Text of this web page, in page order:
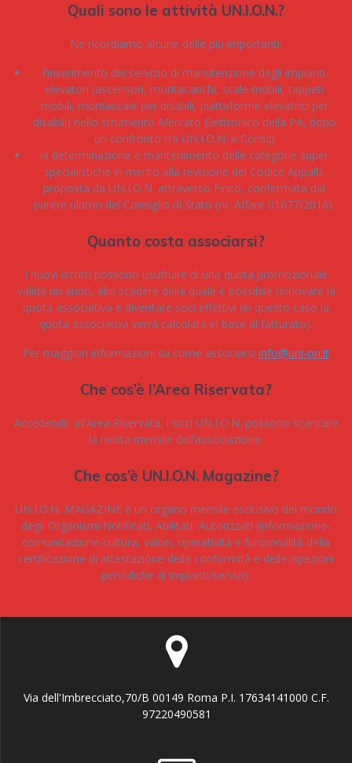
Quali sono le attività UN.I.O.N.?
Ne ricordiamo alcune delle più importanti:
l’inserimento dei servizio di manutenzione degli impianti
elevatori (ascensori, montacarichi, scale mobili, tappeti
mobili, montascale per disabili, piattaforme elevatrici per
disabili) nello strumento Mercato Elettronico della PA, dopo
un confronto tra UN.I.O.N. e Consip
la determinazione e mantenimento delle categorie super
specialistiche in merito alla revisione del Codice Appalti,
proposta da UN.I.O.N. attraverso Finco, confermata dal
parere ultimo del Consiglio di Stato (nr. Affare 01677/2016).
Quanto costa associarsi?
I nuovi iscritti possono usufruire di una quota promozionale
valida un anno, allo scadere della quale è possibile rinnovare la
quota associativa e diventare soci effettivi (in questo caso la
quota associativa verrà calcolata in base al fatturato).
Per maggiori informazioni su come associarsi info@uni-on.it
Che cos’è l’Area Riservata?
Accedendo all’Area Riservata, i soci UN.I.O.N. possono scaricare
la rivista mensile dell’associazione.
Che cos’è UN.I.O.N. Magazine?
UN.I.O.N. MAGAZINE è un organo mensile esclusivo del mondo
degli Organismi Notificati, Abilitati, Autorizzati (informazione-
comunicazione-cultura, valori, operatività e funzionalità della
certificazione di attestazione della conformità e delle ispezioni
periodiche di impianti/servizi).
Via dell'Imbrecciato,70/B 00149 Roma P.I. 17634141000 C.F.
97220490581